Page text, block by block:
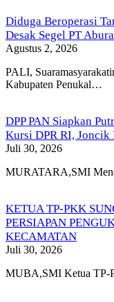
Diduga Beroperasi
Desak Segel PT
Agustus 2, 2026
PALI,
Kabupaten Penukal…
DPP PAN Siapkan
Kursi DPR RI, Joncik
Juli 30, 2026
MURATARA,SMI
KETUA TP-PKK
PERSIAPAN
KECAMATAN
Juli 30, 2026
MUBA,SMI Ketua TP-